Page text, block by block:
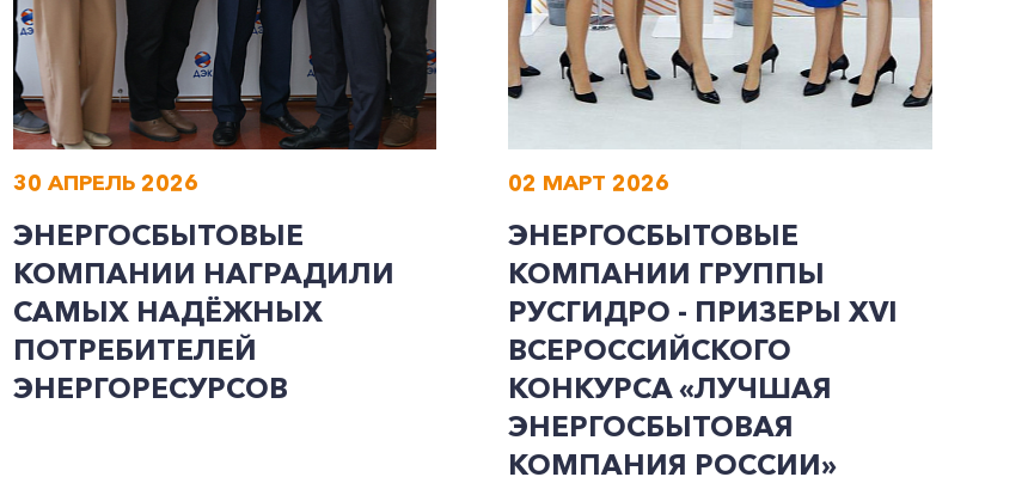
30 АПРЕЛЬ 2026
ЭНЕРГОСБЫТОВЫЕ
КОМПАНИИ НАГРАДИЛИ
САМЫХ НАДЁЖНЫХ
ПОТРЕБИТЕЛЕЙ
ЭНЕРГОРЕСУРСОВ
02 МАРТ 2026
ЭНЕРГОСБЫТОВЫЕ
КОМПАНИИ ГРУППЫ
РУСГИДРО - ПРИЗЕРЫ ХVI
ВСЕРОССИЙСКОГО
КОНКУРСА «ЛУЧШАЯ
ЭНЕРГОСБЫТОВАЯ
КОМПАНИЯ РОССИИ»